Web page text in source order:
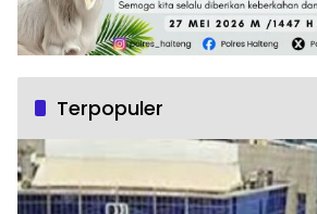
Terpopuler